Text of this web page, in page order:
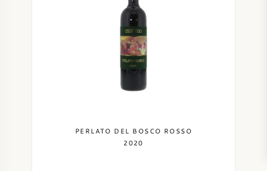
PERLATO DEL BOSCO ROSSO
2020